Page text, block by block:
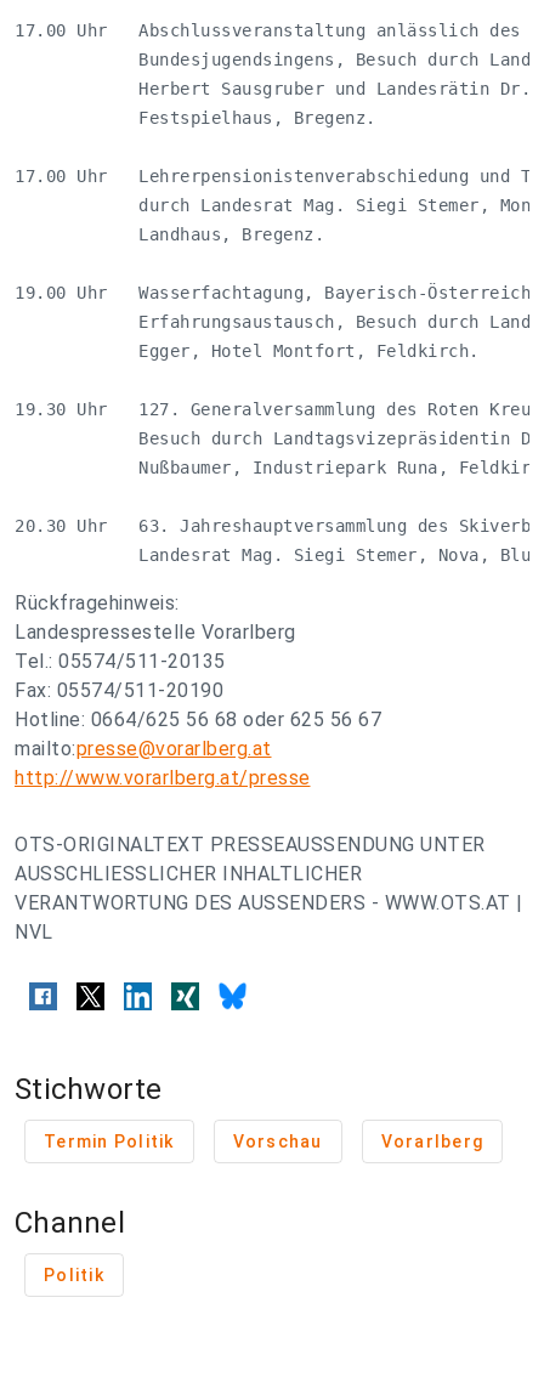
17.00 Uhr   Abschlussveranstaltung
Bundesjugendsingens, Besuch durch
Herbert Sausgruber und Landesrätin
17.00 Uhr   Lehrerpensionistenverabschiedung
durch Landesrat Mag. Siegi
Landhaus,
19.00 Uhr   Wasserfachtagung, Bayerisch-
Erfahrungsaustausch, Besuch durch
Egger, Hotel
19.30 Uhr   127. Generalversammlung des Roten
Besuch durch
Nußbaumer, Industriepark
20.30 Uhr   63. Jahreshauptversammlung des
Landesrat Mag. Siegi Stemer, Nova,
Rückfragehinweis:
Landespressestelle Vorarlberg
Tel.: 05574/511-20135
Fax: 05574/511-20190
Hotline: 0664/625 56 68 oder 625 56 67
mailto:presse@vorarlberg.at
http://www.vorarlberg.at/presse
OTS-ORIGINALTEXT PRESSEAUSSENDUNG UNTER
AUSSCHLIESSLICHER INHALTLICHER
VERANTWORTUNG DES AUSSENDERS - WWW.OTS.AT |
NVL
Stichworte
Termin Politik Vorschau Vorarlberg
Channel
Politik